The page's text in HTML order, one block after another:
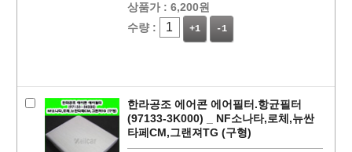
상품가 : 6,200원
수량 :
+1 -1
한라공조 에어콘 에어필터.항균필터
(97133-3K000) _ NF소나타,로체,뉴싼
타페CM,그랜져TG (구형)